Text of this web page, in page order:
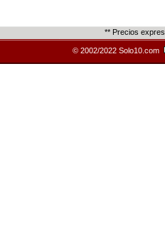
** Precios
© 2002/2022 Solo10.com